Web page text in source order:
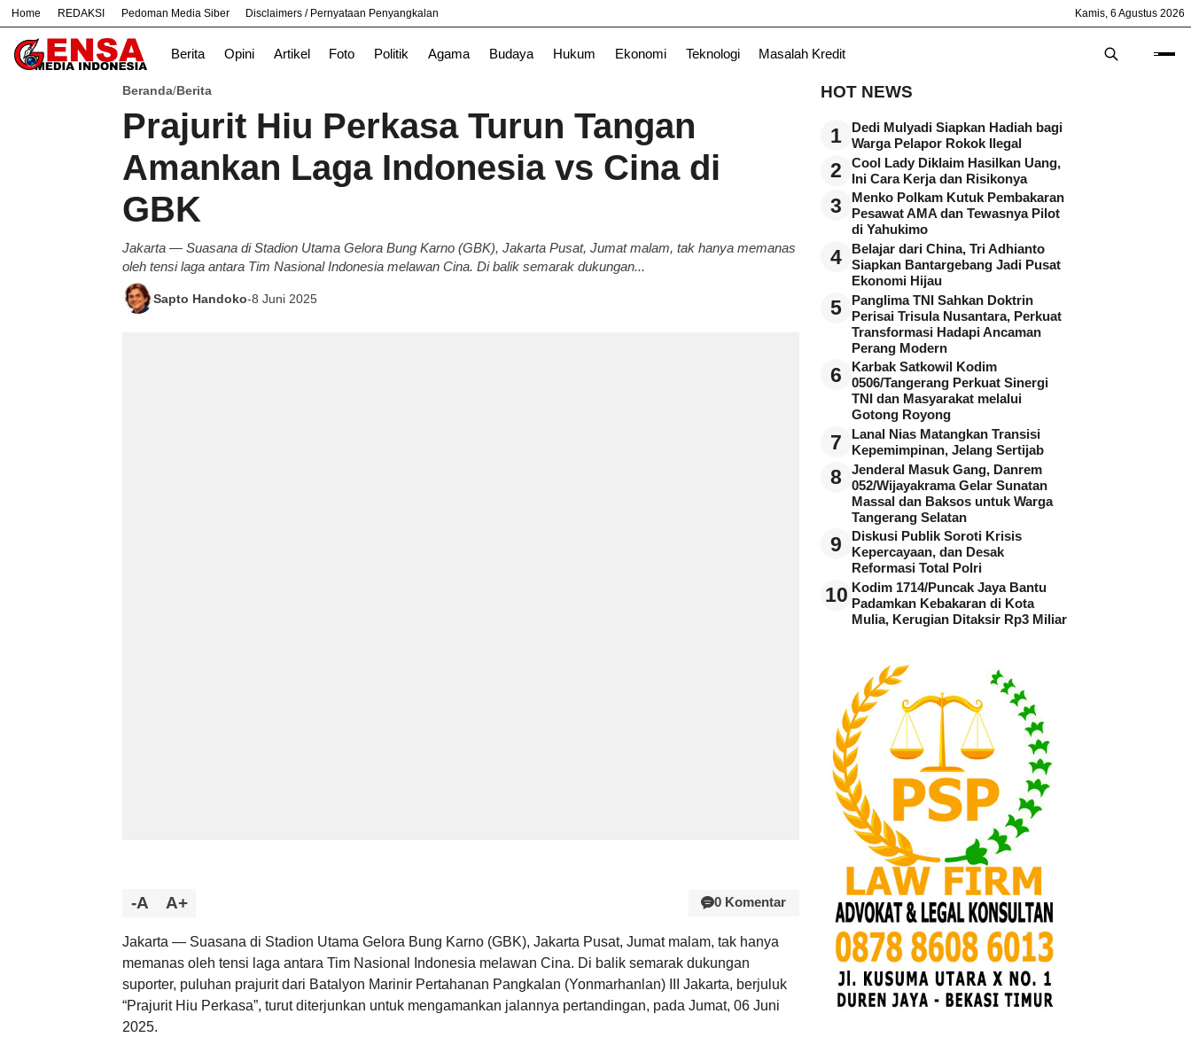
Home REDAKSI Pedoman Media Siber Disclaimers / Pernyataan Penyangkalan Kamis, 6 Agustus 2026
Berita Opini Artikel Foto Politik Agama Budaya Hukum Ekonomi Teknologi Masalah Kredit
# Bandung Bekasi Nasional News TNI
Beranda/Berita
Prajurit Hiu Perkasa Turun Tangan
Amankan Laga Indonesia vs Cina di
GBK
Jakarta — Suasana di Stadion Utama Gelora Bung Karno (GBK), Jakarta Pusat, Jumat malam, tak hanya memanas
oleh tensi laga antara Tim Nasional Indonesia melawan Cina. Di balik semarak dukungan...
Sapto Handoko-8 Juni 2025
-A A+ 0 Komentar
Jakarta — Suasana di Stadion Utama Gelora Bung Karno (GBK), Jakarta Pusat, Jumat malam, tak hanya
memanas oleh tensi laga antara Tim Nasional Indonesia melawan Cina. Di balik semarak dukungan
suporter, puluhan prajurit dari Batalyon Marinir Pertahanan Pangkalan (Yonmarhanlan) III Jakarta, berjuluk
“Prajurit Hiu Perkasa”, turut diterjunkan untuk mengamankan jalannya pertandingan, pada Jumat, 06 Juni
2025.
HOT NEWS
1
Dedi Mulyadi Siapkan Hadiah bagi
Warga Pelapor Rokok Ilegal
2
Cool Lady Diklaim Hasilkan Uang,
Ini Cara Kerja dan Risikonya
3
Menko Polkam Kutuk Pembakaran
Pesawat AMA dan Tewasnya Pilot
di Yahukimo
4
Belajar dari China, Tri Adhianto
Siapkan Bantargebang Jadi Pusat
Ekonomi Hijau
5
Panglima TNI Sahkan Doktrin
Perisai Trisula Nusantara, Perkuat
Transformasi Hadapi Ancaman
Perang Modern
6
Karbak Satkowil Kodim
0506/Tangerang Perkuat Sinergi
TNI dan Masyarakat melalui
Gotong Royong
7
Lanal Nias Matangkan Transisi
Kepemimpinan, Jelang Sertijab
8
Jenderal Masuk Gang, Danrem
052/Wijayakrama Gelar Sunatan
Massal dan Baksos untuk Warga
Tangerang Selatan
9
Diskusi Publik Soroti Krisis
Kepercayaan, dan Desak
Reformasi Total Polri
10 Kodim 1714/Puncak Jaya Bantu
Padamkan Kebakaran di Kota
Mulia, Kerugian Ditaksir Rp3 Miliar